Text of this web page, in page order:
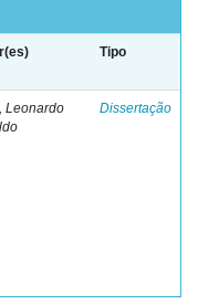
Tipo
Leonardo
Dissertação